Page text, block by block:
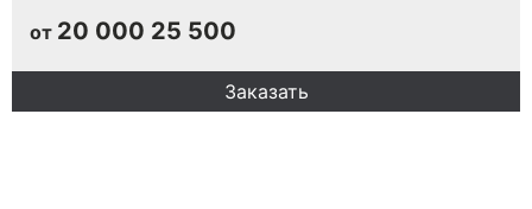
от 20 000 25 500
Заказать